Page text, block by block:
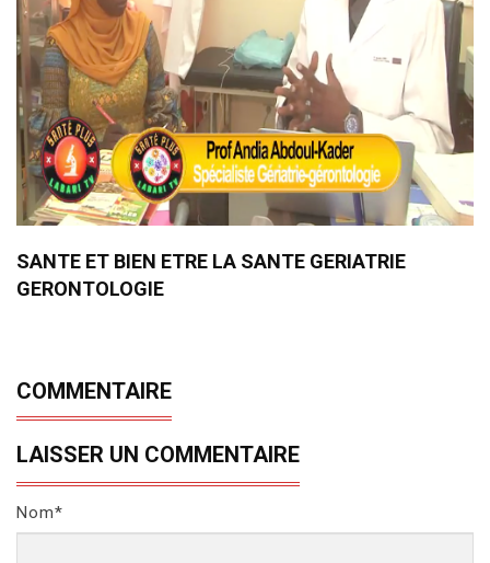
SANTE ET BIEN ETRE LA SANTE GERIATRIE
GERONTOLOGIE
COMMENTAIRE
LAISSER UN COMMENTAIRE
Nom*